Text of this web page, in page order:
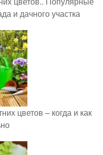
и дачного участка
цветов – когда и как